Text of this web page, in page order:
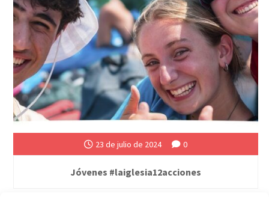
23 de julio de 2024 0
Jóvenes #laiglesia12acciones